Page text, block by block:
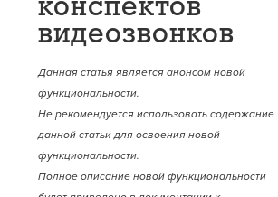
конспектов
видеозвонков
Данная статья является анонсом новой
функциональности.
Не рекомендуется использовать содержание
данной статьи для освоения новой
функциональности.
Полное описание новой функциональности